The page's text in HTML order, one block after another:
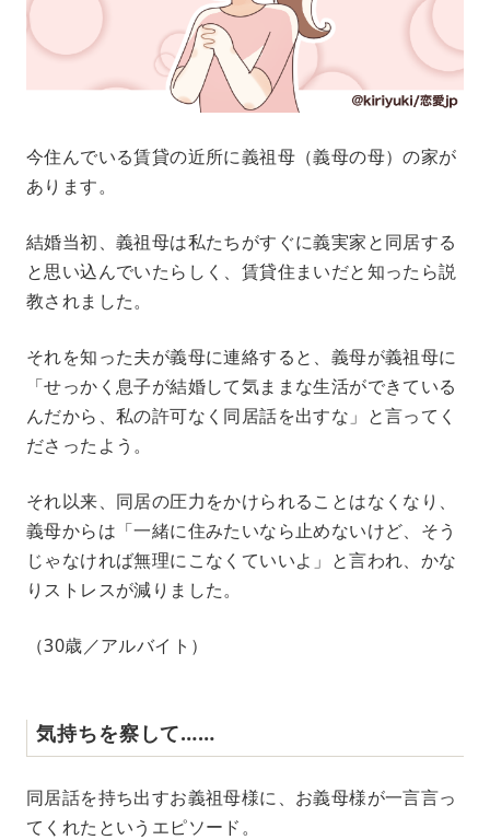
今住んでいる賃貸の近所に義祖母（義母の母）の家が
あります。
結婚当初、義祖母は私たちがすぐに義実家と同居する
と思い込んでいたらしく、賃貸住まいだと知ったら説
教されました。
それを知った夫が義母に連絡すると、義母が義祖母に
「せっかく息子が結婚して気ままな生活ができている
んだから、私の許可なく同居話を出すな」と言ってく
ださったよう。
それ以来、同居の圧力をかけられることはなくなり、
義母からは「一緒に住みたいなら止めないけど、そう
じゃなければ無理にこなくていいよ」と言われ、かな
りストレスが減りました。
（30歳／アルバイト）
気持ちを察して……
同居話を持ち出すお義祖母様に、お義母様が一言言っ
てくれたというエピソード。